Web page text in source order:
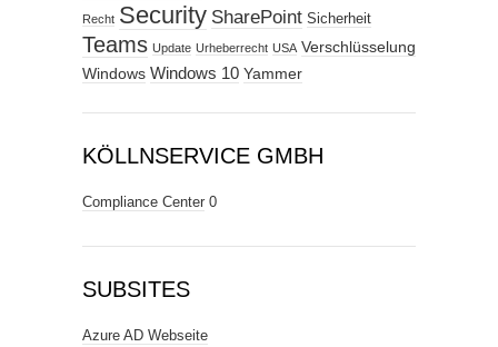
Recht Security SharePoint Sicherheit
Teams Update Urheberrecht USA Verschlüsselung
Windows Windows 10 Yammer
KÖLLNSERVICE GMBH
Compliance Center 0
SUBSITES
Azure AD Webseite